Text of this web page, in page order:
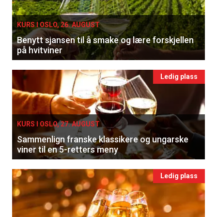
KURS I OSLO, 26. AUGUST
Benytt sjansen til å smake og lære forskjellen
på hvitviner
Ledig plass
KURS I OSLO, 27. AUGUST
Sammenlign franske klassikere og ungarske
viner til en 5-retters meny
Ledig plass